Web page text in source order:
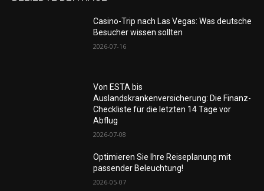
Casino-Trip nach Las Vegas: Was deutsche
Besucher wissen sollten
2026-07-16
Von ESTA bis
Auslandskrankenversicherung: Die Finanz-
Checkliste für die letzten 14 Tage vor
Abflug
2026-07-08
Optimieren Sie Ihre Reiseplanung mit
passender Beleuchtung!
2026-05-07